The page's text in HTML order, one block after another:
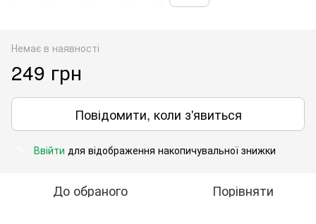
Немає в наявності
249 грн
Повідомити, коли з'явиться
Ввійти для відображення накопичувальної знижки
До обраного Порівняти